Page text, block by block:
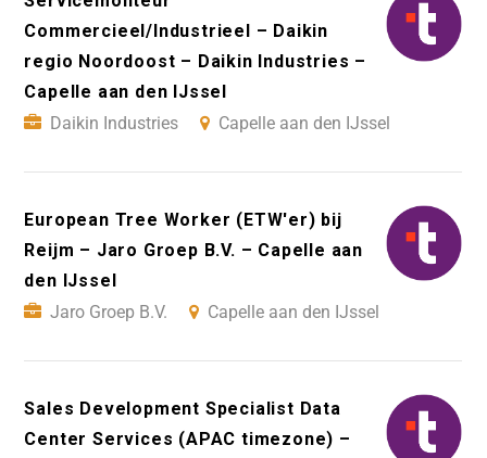
Commercieel/Industrieel – Daikin
regio Noordoost – Daikin Industries –
Capelle aan den IJssel
Daikin Industries
Capelle aan den IJssel
European Tree Worker (ETW'er) bij
Reijm – Jaro Groep B.V. – Capelle aan
den IJssel
Jaro Groep B.V.
Capelle aan den IJssel
Sales Development Specialist Data
Center Services (APAC timezone) –